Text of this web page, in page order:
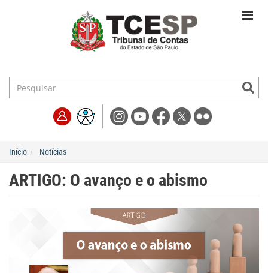
Início Notícias
ARTIGO: O avanço e o abismo